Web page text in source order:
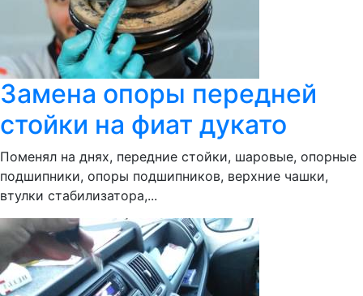
Замена опоры передней
стойки на фиат дукато
Поменял на днях, передние стойки, шаровые, опорные
подшипники, опоры подшипников, верхние чашки,
втулки стабилизатора,...